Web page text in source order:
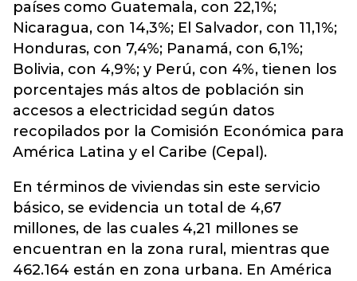
países como Guatemala, con 22,1%;
Nicaragua, con 14,3%; El Salvador, con 11,1%;
Honduras, con 7,4%; Panamá, con 6,1%;
Bolivia, con 4,9%; y Perú, con 4%, tienen los
porcentajes más altos de población sin
accesos a electricidad según datos
recopilados por la Comisión Económica para
América Latina y el Caribe (Cepal).
En términos de viviendas sin este servicio
básico, se evidencia un total de 4,67
millones, de las cuales 4,21 millones se
encuentran en la zona rural, mientras que
462.164 están en zona urbana. En América